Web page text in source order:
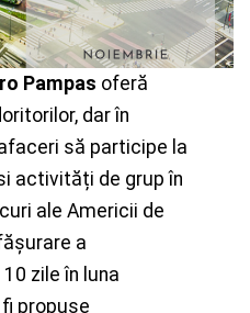
Pampas oferă
dar în
să participe la
activități de grup în
ale Americii de
a
zile în luna
propuse